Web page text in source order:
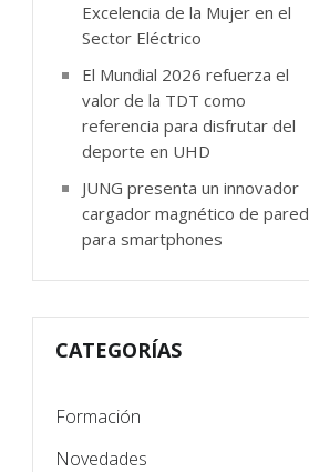
Excelencia de la Mujer en el
Sector Eléctrico
El Mundial 2026 refuerza el
valor de la TDT como
referencia para disfrutar del
deporte en UHD
JUNG presenta un innovador
cargador magnético de pared
para smartphones
CATEGORÍAS
Formación
Novedades